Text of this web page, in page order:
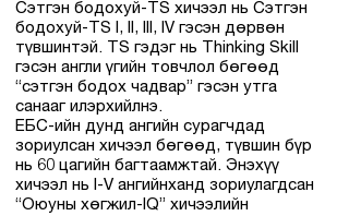
Сэтгэн бодохуй-TS хичээл нь Сэтгэн
бодохуй-TS I, II, III, IV гэсэн дөрвөн
түвшинтэй. TS гэдэг нь Thinking Skill
гэсэн англи үгийн товчлол бөгөөд
“сэтгэн бодох чадвар” гэсэн утга
санааг илэрхийлнэ.
ЕБС-ийн дунд ангийн сурагчдад
зориулсан хичээл бөгөөд, түвшин бүр
нь 60 цагийн багтаамжтай. Энэхүү
хичээл нь I-V ангийнханд зориулагдсан
“Оюуны хөгжил-IQ” хичээлийн